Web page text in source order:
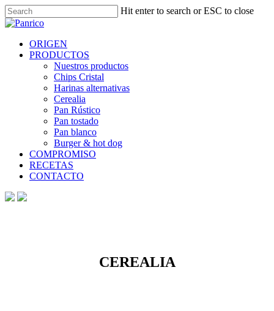
Skip
to
content
Hit enter to search or ESC to close
Close
Menu
ORIGEN
PRODUCTOS
Nuestros productos
Chips Cristal
Harinas alternativas
Cerealia
Pan Rústico
Pan tostado
Pan blanco
Burger & hot dog
COMPROMISO
RECETAS
CONTACTO
CEREALIA